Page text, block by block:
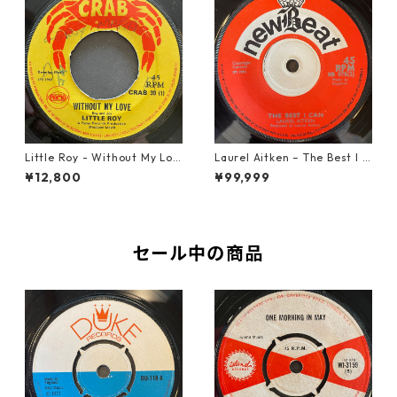
Little Roy - Without My Lov
e【7-21990】
¥12,800
Laurel Aitken ‎– The Best I C
an【7-22012】
¥99,999
セール中の商品